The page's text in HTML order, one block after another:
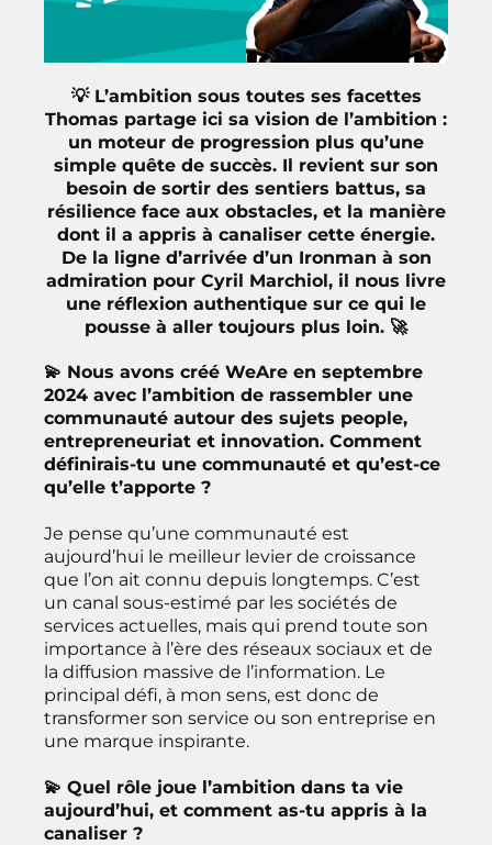
💡 L’ambition sous toutes ses facettes
Thomas partage ici sa vision de l’ambition :
un moteur de progression plus qu’une
simple quête de succès. Il revient sur son
besoin de sortir des sentiers battus, sa
résilience face aux obstacles, et la manière
dont il a appris à canaliser cette énergie.
De la ligne d’arrivée d’un Ironman à son
admiration pour Cyril Marchiol, il nous livre
une réflexion authentique sur ce qui le
pousse à aller toujours plus loin. 🚀
💫 Nous avons créé WeAre en septembre
2024 avec l’ambition de rassembler une
communauté autour des sujets people,
entrepreneuriat et innovation. Comment
définirais-tu une communauté et qu’est-ce
qu’elle t’apporte ?
Je pense qu’une communauté est
aujourd’hui le meilleur levier de croissance
que l’on ait connu depuis longtemps. C’est
un canal sous-estimé par les sociétés de
services actuelles, mais qui prend toute son
importance à l’ère des réseaux sociaux et de
la diffusion massive de l’information. Le
principal défi, à mon sens, est donc de
transformer son service ou son entreprise en
une marque inspirante.
💫 Quel rôle joue l’ambition dans ta vie
aujourd’hui, et comment as-tu appris à la
canaliser ?